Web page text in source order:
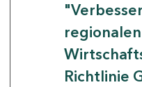
regionalen
Richtlinie